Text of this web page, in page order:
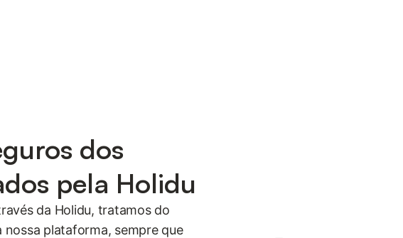
dos
pela Holidu
da Holidu, tratamos do
plataforma, sempre que